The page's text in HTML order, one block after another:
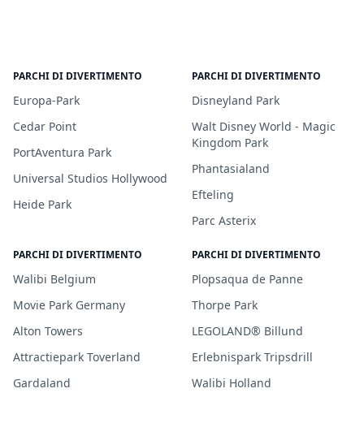
PARCHI DI DIVERTIMENTO
Europa-Park
Cedar Point
PortAventura Park
Universal Studios Hollywood
Heide Park
PARCHI DI DIVERTIMENTO
Disneyland Park
Walt Disney World - Magic
Kingdom Park
Phantasialand
Efteling
Parc Asterix
PARCHI DI DIVERTIMENTO
Walibi Belgium
Movie Park Germany
Alton Towers
Attractiepark Toverland
Gardaland
PARCHI DI DIVERTIMENTO
Plopsaqua de Panne
Thorpe Park
LEGOLAND® Billund
Erlebnispark Tripsdrill
Walibi Holland